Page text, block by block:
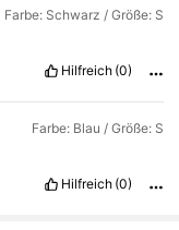
Farbe: Schwarz / Größe: S
Hilfreich (0)
Farbe: Blau / Größe: S
Hilfreich (0)